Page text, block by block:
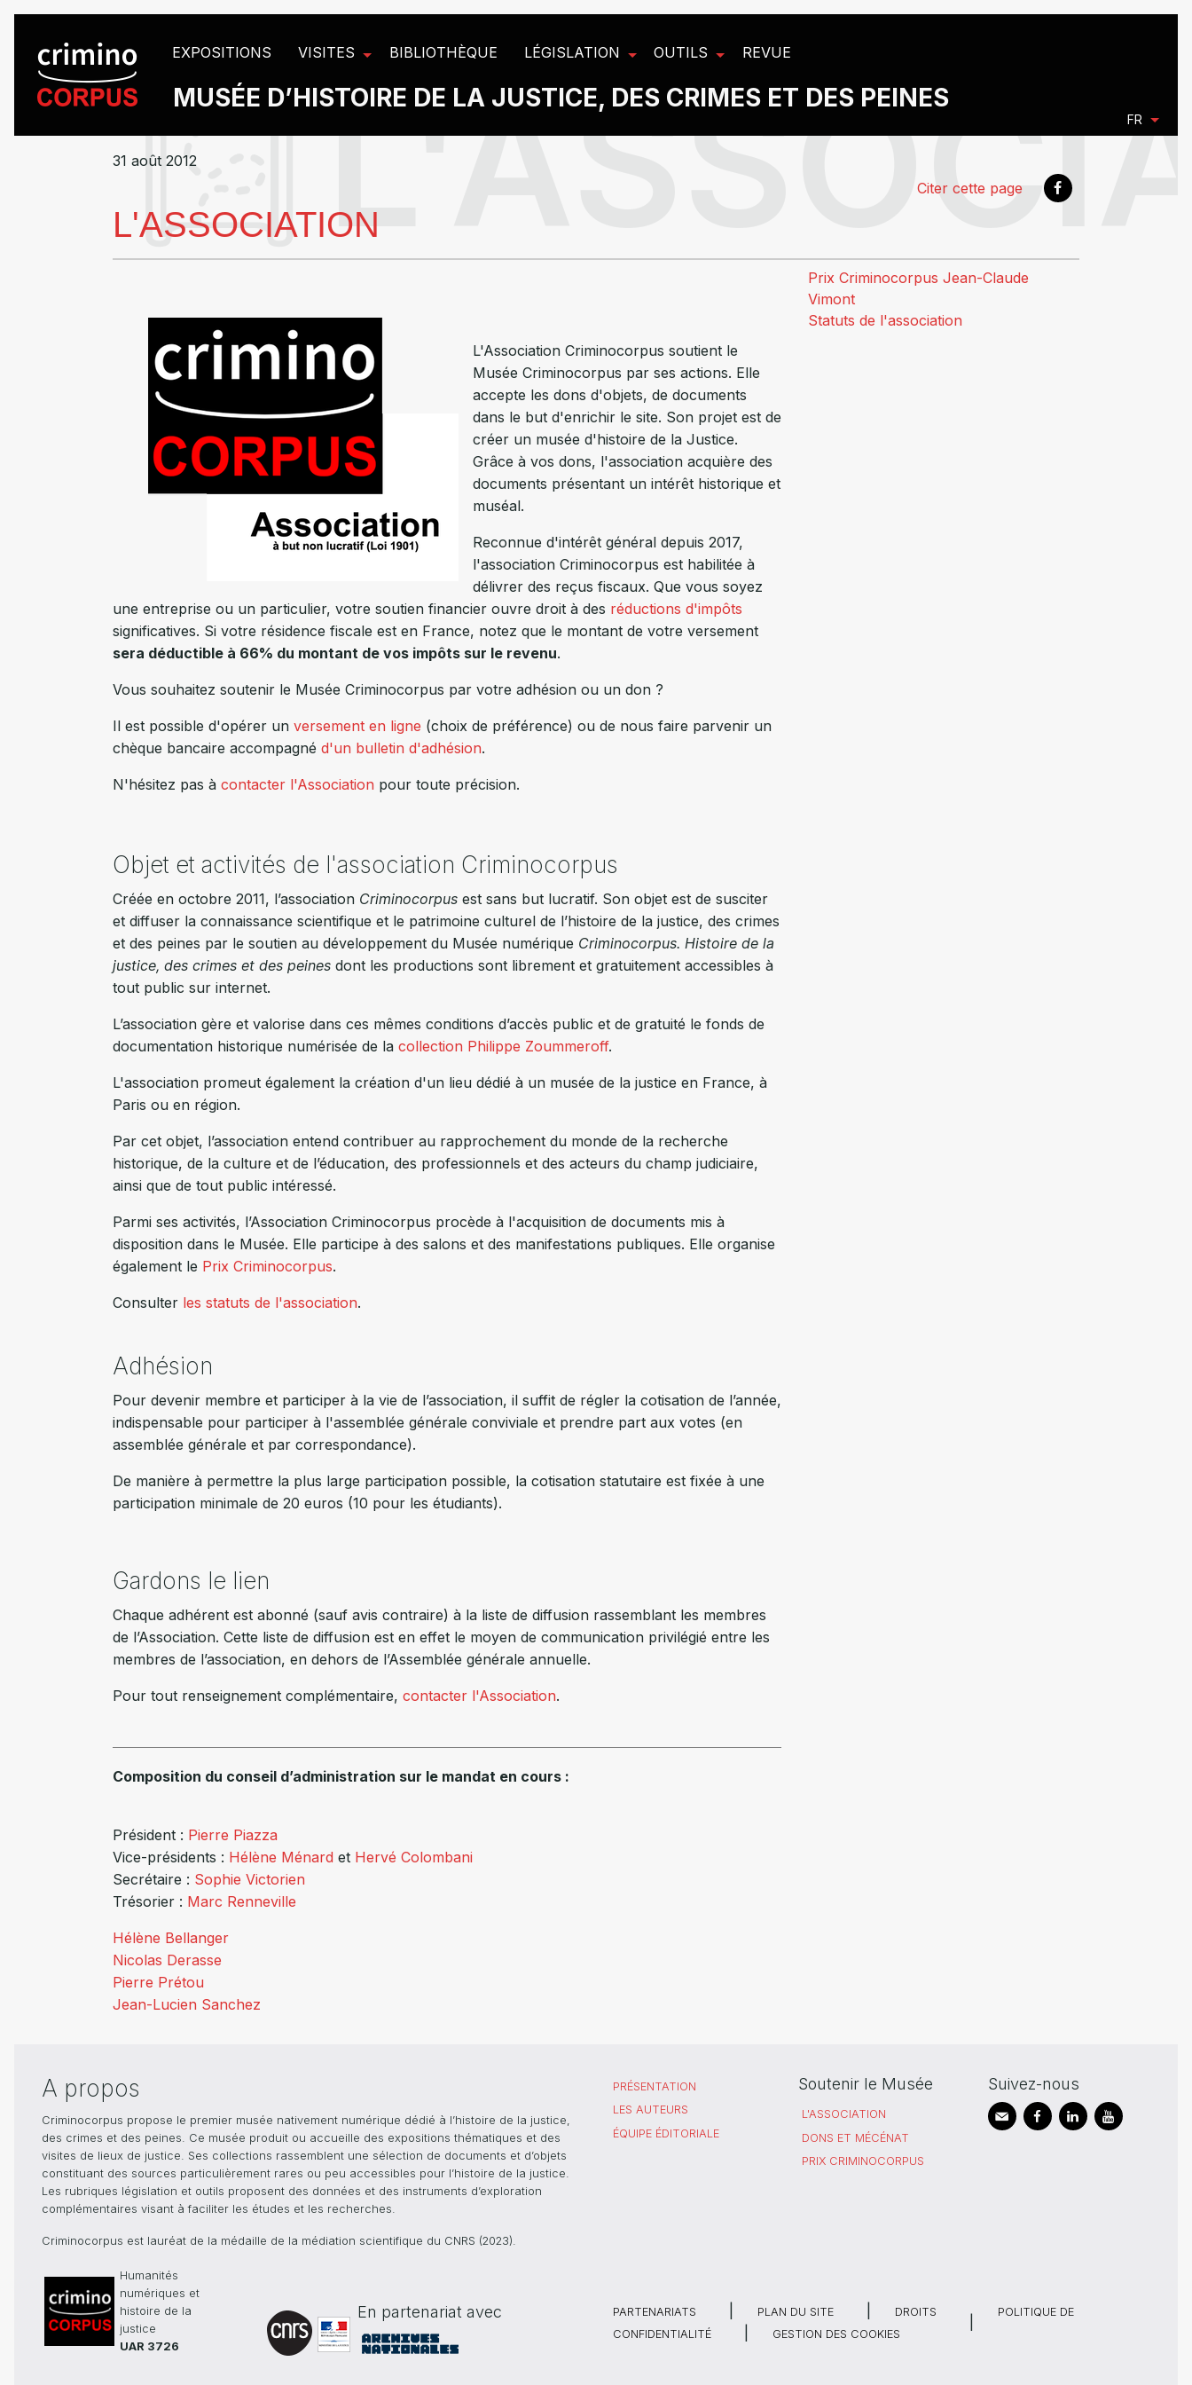
EXPOSITIONS VISITES BIBLIOTHÈQUE LÉGISLATION OUTILS REVUE
MUSÉE D’HISTOIRE DE LA JUSTICE, DES CRIMES ET DES PEINES
FR
31 août 2012
Citer cette page
L'ASSOCIATION
L'Association Criminocorpus soutient le
Musée Criminocorpus par ses actions. Elle
accepte les dons d'objets, de documents
dans le but d'enrichir le site. Son projet est de
créer un musée d'histoire de la Justice.
Grâce à vos dons, l'association acquière des
documents présentant un intérêt historique et
muséal.
Reconnue d'intérêt général depuis 2017,
l'association Criminocorpus est habilitée à
délivrer des reçus fiscaux. Que vous soyez
une entreprise ou un particulier, votre soutien financier ouvre droit à des réductions d'impôts
significatives. Si votre résidence fiscale est en France, notez que le montant de votre versement
sera déductible à 66% du montant de vos impôts sur le revenu.
Vous souhaitez soutenir le Musée Criminocorpus par votre adhésion ou un don ?
Il est possible d'opérer un versement en ligne (choix de préférence) ou de nous faire parvenir un
chèque bancaire accompagné d'un bulletin d'adhésion.
N'hésitez pas à contacter l'Association pour toute précision.
Objet et activités de l'association Criminocorpus
Créée en octobre 2011, l’association Criminocorpusest sans but lucratif. Son objet est de susciter
et diffuser la connaissance scientifique et le patrimoine culturel de l’histoire de la justice, des crimes
et des peines par le soutien au développement du Musée numérique Criminocorpus. Histoire de la
justice, des crimes et des peinesdont les productions sont librement et gratuitement accessibles à
tout public sur internet.
L’association gère et valorise dans ces mêmes conditions d’accès public et de gratuité le fonds de
documentation historique numérisée de la collection Philippe Zoummeroff.
L'association promeut également la création d'un lieu dédié à un musée de la justice en France, à
Paris ou en région.
Par cet objet, l’association entend contribuer au rapprochement du monde de la recherche
historique, de la culture et de l’éducation, des professionnels et des acteurs du champ judiciaire,
ainsi que de tout public intéressé.
Parmi ses activités, l’Association Criminocorpus procède à l'acquisition de documents mis à
disposition dans le Musée. Elle participe à des salons et des manifestations publiques. Elle organise
également le Prix Criminocorpus.
Consulter les statuts de l'association.
Adhésion
Pour devenir membre et participer à la vie de l’association, il suffit de régler la cotisation de l’année,
indispensable pour participer à l'assemblée générale conviviale et prendre part aux votes (en
assemblée générale et par correspondance).
De manière à permettre la plus large participation possible, la cotisation statutaire est fixée à une
participation minimale de 20 euros (10 pour les étudiants).
Gardons le lien
Chaque adhérent est abonné (sauf avis contraire) à la liste de diffusion rassemblant les membres
de l’Association. Cette liste de diffusion est en effet le moyen de communication privilégié entre les
membres de l’association, en dehors de l’Assemblée générale annuelle.
Pour tout renseignement complémentaire, contacter l'Association.
Composition du conseil d’administration sur le mandat en cours :
Président : Pierre Piazza
Vice-présidents : Hélène Ménard et Hervé Colombani
Secrétaire : Sophie Victorien
Trésorier : Marc Renneville
Hélène Bellanger
Nicolas Derasse
Pierre Prétou
Jean-Lucien Sanchez
Prix Criminocorpus Jean-Claude
Vimont
Statuts de l'association
A propos
Criminocorpus propose le premier musée nativement numérique dédié à l’histoire de la justice,
des crimes et des peines. Ce musée produit ou accueille des expositions thématiques et des
visites de lieux de justice. Ses collections rassemblent une sélection de documents et d’objets
constituant des sources particulièrement rares ou peu accessibles pour l’histoire de la justice.
Les rubriques législation et outils proposent des données et des instruments d’exploration
complémentaires visant à faciliter les études et les recherches.
Criminocorpus est lauréat de la médaille de la médiation scientifique du CNRS (2023).
PRÉSENTATION
LES AUTEURS
ÉQUIPE ÉDITORIALE
Soutenir le Musée
L'ASSOCIATION
DONS ET MÉCÉNAT
PRIX CRIMINOCORPUS
Suivez-nous
Humanités
numériques et
histoire de la
justice
UAR 3726
En partenariat avec PARTENARIATS PLAN DU SITE DROITS
POLITIQUE DE
CONFIDENTIALITÉ
GESTION DES COOKIES
Panneau de gestion des cookies